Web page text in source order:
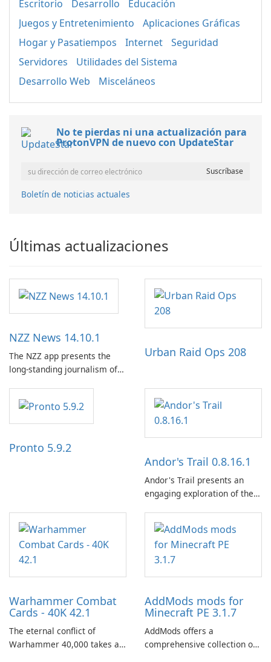
Escritorio Desarrollo
Educación
Juegos y Entretenimiento
Aplicaciones Gráficas
Hogar y Pasatiempos
Internet
Seguridad
Servidores
Utilidades del Sistema
Desarrollo Web
Misceláneos
No te pierdas ni una actualización para
ProtonVPN de nuevo con UpdateStar
Boletín de noticias actuales
Últimas actualizaciones
NZZ News 14.10.1
The NZZ app presents the
long-standing journalism of
and a liberal outlook that
embraces diverse opinion.
Urban Raid Ops 208
Pronto 5.9.2
Andor's Trail 0.8.16.1
Andor's Trail presents an
engaging exploration of the
centered around the pursuit
of your brother, Andor,
through a quest-driven
narrative inspired by classic
Warhammer Combat
Cards - 40K 42.1
The eternal conflict of
Warhammer 40,000 takes a
AddMods mods for
Minecraft PE 3.1.7
AddMods offers a
comprehensive collection of